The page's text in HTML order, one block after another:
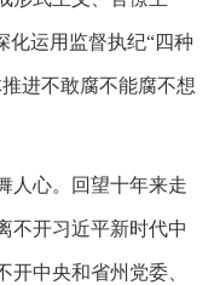
化运用监督执纪“四种
进不敢腐不能腐不想
心。回望十年来走
不开习近平新时代中
开中央和省州党委、